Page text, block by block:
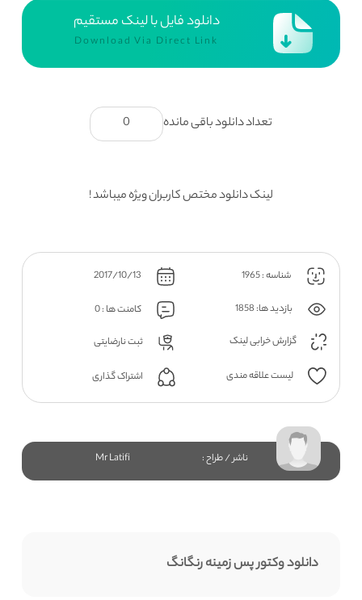
دانلود فایل با لینک مستقیم
Download Via Direct Link
تعداد دانلود باقی مانده 0
لینک دانلود مختص کاربران ویژه میباشد !
شناسه : 1965
بازدید ها: 1858
کامنت ها : 0
گزارش خرابی لینک
ثبت نارضایتی
لیست علاقه مندی اشتراک گذاری
ناشر / طراح : Mr Latifi
دانلود وکتور پس زمینه رنگانگ